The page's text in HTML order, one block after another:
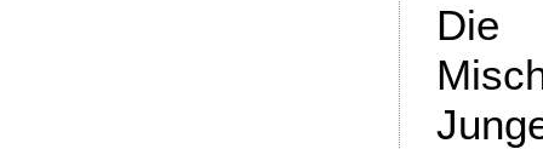
Die